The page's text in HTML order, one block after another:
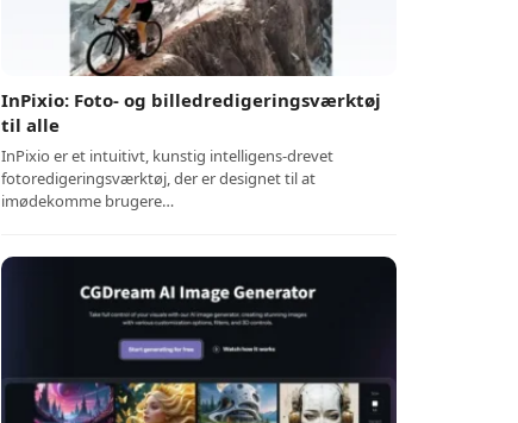
InPixio: Foto- og billedredigeringsværktøj
til alle
InPixio er et intuitivt, kunstig intelligens-drevet
fotoredigeringsværktøj, der er designet til at
imødekomme brugere…